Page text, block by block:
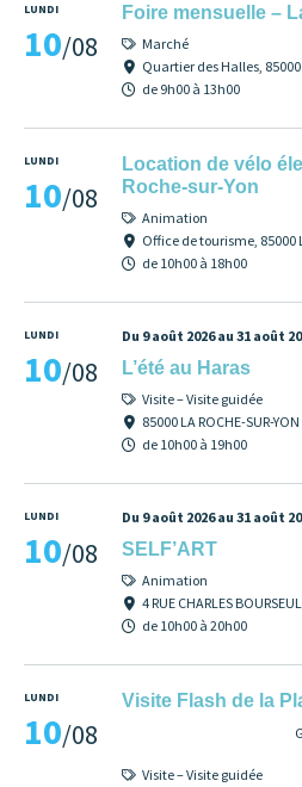
LUNDI
10/08
Foire mensuelle –
Marché
Quartier des Halles, 85000
de 9h00 à 13h00
LUNDI
10/08
Location de vélo
Roche-sur-Yon
Animation
Office de tourisme, 85000
de 10h00 à 18h00
LUNDI
10/08
Du 9 août 2026 au 31 août
L’été au Haras
Visite – Visite guidée
85000 LA ROCHE-SUR-YON
de 10h00 à 19h00
LUNDI
10/08
Du 9 août 2026 au 31 août
SELF’ART
Animation
4 RUE CHARLES
de 10h00 à 20h00
LUNDI
10/08
Visite Flash de la
Visite – Visite guidée